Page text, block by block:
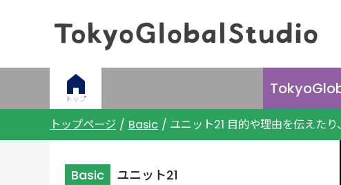
トップ
トップページ Basic ユニット21 目的や理由を伝えた
Basic ユニット21